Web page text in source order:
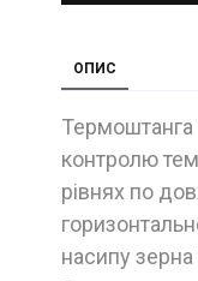
ОПИС
контролю
рівнях по
насипу зерна